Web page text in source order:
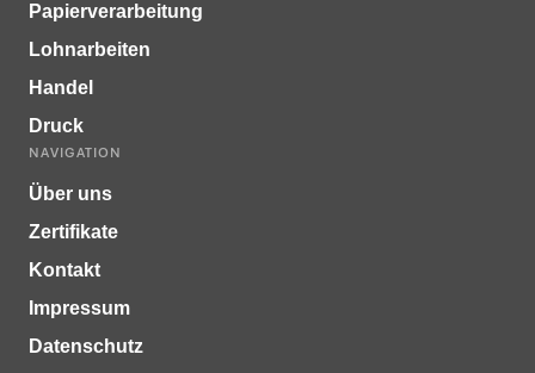
Papierverarbeitung
Lohnarbeiten
Handel
Druck
NAVIGATION
Über uns
Zertifikate
Kontakt
Impressum
Datenschutz